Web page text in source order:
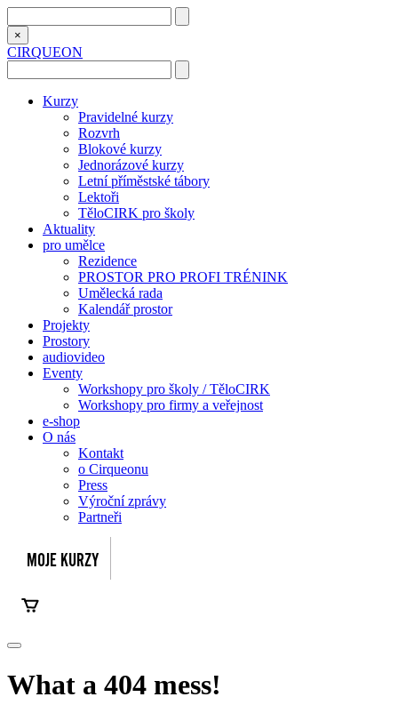
×
CIRQUEON
Kurzy
Pravidelné kurzy
Rozvrh
Blokové kurzy
Jednorázové kurzy
Letní příměstské tábory
Lektoři
TěloCIRK pro školy
Aktuality
pro umělce
Rezidence
PROSTOR PRO PROFI TRÉNINK
Umělecká rada
Kalendář prostor
Projekty
Prostory
audiovideo
Eventy
Workshopy pro školy / TěloCIRK
Workshopy pro firmy a veřejnost
e-shop
O nás
Kontakt
o Cirqueonu
Press
Výroční zprávy
Partneři
What a 404 mess!